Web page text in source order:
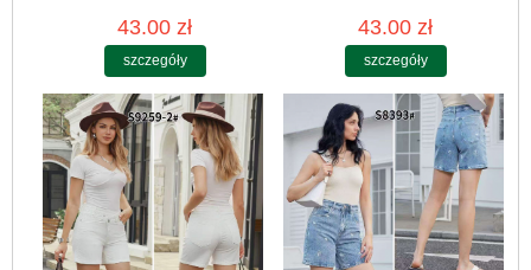
43.00 zł
szczegóły
43.00 zł
szczegóły